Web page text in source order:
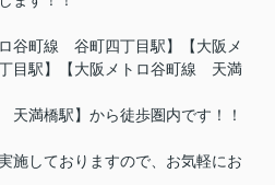
谷町線 谷町四丁目駅】【大阪メ
目駅】【大阪メトロ谷町線 天満
駅】から徒歩圏内です！！
施しておりますので、お気軽にお